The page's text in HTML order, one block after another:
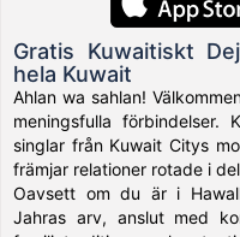
Gratis Kuwaitiskt
hela Kuwait
Ahlan wa sahlan!
meningsfulla förbindelser.
singlar från Kuwait Citys
främjar relationer rotade i
Oavsett om du är i
Jahras arv, anslut med